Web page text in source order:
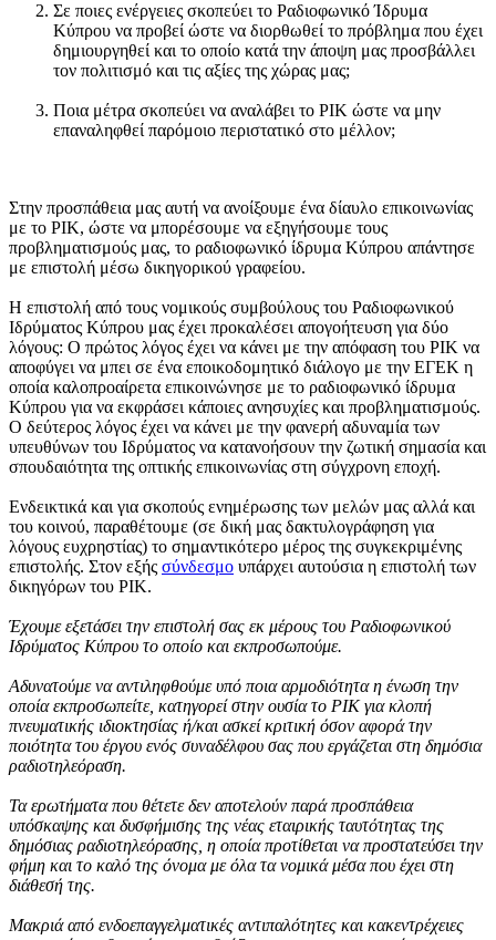
Σε ποιες ενέργειες σκοπεύει το Ραδιοφωνικό Ίδρυμα
Κύπρου να προβεί ώστε να διορθωθεί το πρόβλημα που έχει
δημιουργηθεί και το οποίο κατά την άποψη μας προσβάλλει
τον πολιτισμό και τις αξίες της χώρας μας;
Ποια μέτρα σκοπεύει να αναλάβει το ΡΙΚ ώστε να μην
επαναληφθεί παρόμοιο περιστατικό στο μέλλον;
Στην προσπάθεια μας αυτή να ανοίξουμε ένα δίαυλο επικοινωνίας
με το ΡΙΚ, ώστε να μπορέσουμε να εξηγήσουμε τους
προβληματισμούς μας, το ραδιοφωνικό ίδρυμα Κύπρου απάντησε
με επιστολή μέσω δικηγορικού γραφείου.
Η επιστολή από τους νομικούς συμβούλους του Ραδιοφωνικού
Ιδρύματος Κύπρου μας έχει προκαλέσει απογοήτευση για δύο
λόγους: Ο πρώτος λόγος έχει να κάνει με την απόφαση του ΡΙΚ να
αποφύγει να μπει σε ένα εποικοδομητικό διάλογο με την ΕΓΕΚ η
οποία καλοπροαίρετα επικοινώνησε με το ραδιοφωνικό ίδρυμα
Κύπρου για να εκφράσει κάποιες ανησυχίες και προβληματισμούς.
Ο δεύτερος λόγος έχει να κάνει με την φανερή αδυναμία των
υπευθύνων του Ιδρύματος να κατανοήσουν την ζωτική σημασία και
σπουδαιότητα της οπτικής επικοινωνίας στη σύγχρονη εποχή.
Ενδεικτικά και για σκοπούς ενημέρωσης των μελών μας αλλά και
του κοινού, παραθέτουμε (σε δική μας δακτυλογράφηση για
λόγους ευχρηστίας) το σημαντικότερο μέρος της συγκεκριμένης
επιστολής. Στoν εξής σύνδεσμο υπάρχει αυτούσια η επιστολή των
δικηγόρων του ΡΙΚ.
Έχουμε εξετάσει την επιστολή σας εκ μέρους του Ραδιοφωνικού
Ιδρύματος Κύπρου το οποίο και εκπροσωπούμε.
Αδυνατούμε να αντιληφθούμε υπό ποια αρμοδιότητα η ένωση την
οποία εκπροσωπείτε, κατηγορεί στην ουσία το ΡΙΚ για κλοπή
πνευματικής ιδιοκτησίας ή/και ασκεί κριτική όσον αφορά την
ποιότητα του έργου ενός συναδέλφου σας που εργάζεται στη δημόσια
ραδιοτηλεόραση.
Τα ερωτήματα που θέτετε δεν αποτελούν παρά προσπάθεια
υπόσκαψης και δυσφήμισης της νέας εταιρικής ταυτότητας της
δημόσιας ραδιοτηλεόρασης, η οποία προτίθεται να προστατεύσει την
φήμη και το καλό της όνομα με όλα τα νομικά μέσα που έχει στη
διάθεσή της.
Μακριά από ενδοεπαγγελματικές αντιπαλότητες και κακεντρέχειες